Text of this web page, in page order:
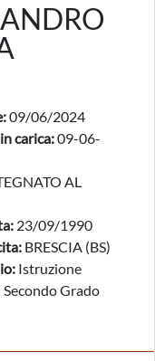
09/06/2024
carica:09-06-
AL
23/09/1990
BRESCIA (BS)
Istruzione
Grado